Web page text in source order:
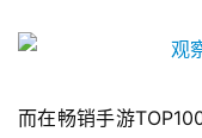
而在畅销手游